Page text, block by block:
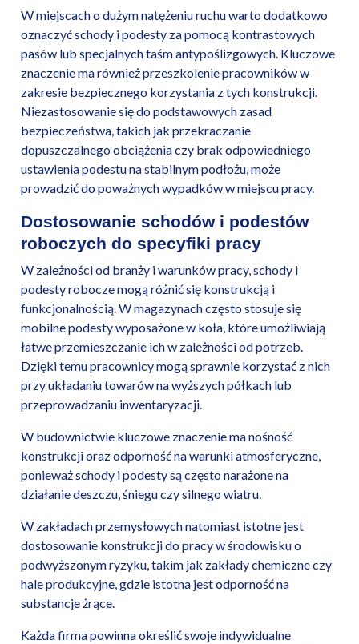
W miejscach o dużym natężeniu ruchu warto dodatkowo
oznaczyć schody i podesty za pomocą kontrastowych
pasów lub specjalnych taśm antypoślizgowych. Kluczowe
znaczenie ma również przeszkolenie pracowników w
zakresie bezpiecznego korzystania z tych konstrukcji.
Niezastosowanie się do podstawowych zasad
bezpieczeństwa, takich jak przekraczanie
dopuszczalnego obciążenia czy brak odpowiedniego
ustawienia podestu na stabilnym podłożu, może
prowadzić do poważnych wypadków w miejscu pracy.
Dostosowanie schodów i podestów
roboczych do specyfiki pracy
W zależności od branży i warunków pracy, schody i
podesty robocze mogą różnić się konstrukcją i
funkcjonalnością. W magazynach często stosuje się
mobilne podesty wyposażone w koła, które umożliwiają
łatwe przemieszczanie ich w zależności od potrzeb.
Dzięki temu pracownicy mogą sprawnie korzystać z nich
przy układaniu towarów na wyższych półkach lub
przeprowadzaniu inwentaryzacji.
W budownictwie kluczowe znaczenie ma nośność
konstrukcji oraz odporność na warunki atmosferyczne,
ponieważ schody i podesty są często narażone na
działanie deszczu, śniegu czy silnego wiatru.
W zakładach przemysłowych natomiast istotne jest
dostosowanie konstrukcji do pracy w środowisku o
podwyższonym ryzyku, takim jak zakłady chemiczne czy
hale produkcyjne, gdzie istotna jest odporność na
substancje żrące.
Każda firma powinna określić swoje indywidualne